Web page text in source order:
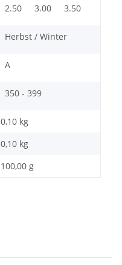
2.50 3.00 3.50
Herbst / Winter
A
350 - 399
0,10 kg
0,10 kg
100,00 g